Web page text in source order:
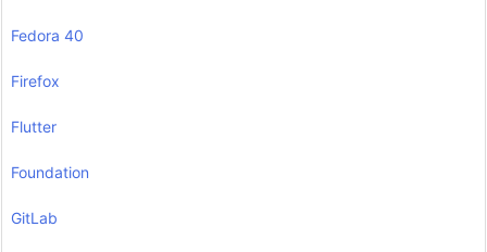
Fedora 40
Firefox
Flutter
Foundation
GitLab